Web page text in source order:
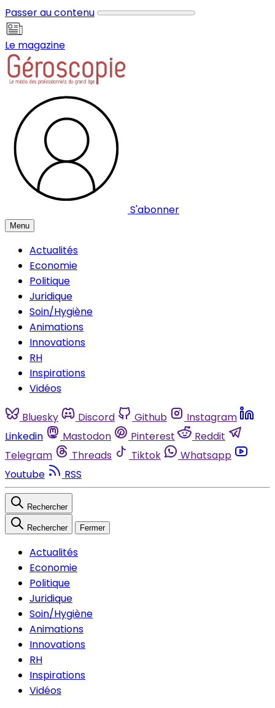
Passer au contenu
Le magazine
S'abonner
Menu
Actualités
Economie
Politique
Juridique
Soin/Hygiène
Animations
Innovations
RH
Inspirations
Vidéos
Bluesky Discord Github
Instagram
Linkedin
Mastodon Pinterest
Reddit
Telegram
Threads Tiktok
Whatsapp
Youtube
RSS
Rechercher
Rechercher Fermer
Actualités
Economie
Politique
Juridique
Soin/Hygiène
Animations
Innovations
RH
Inspirations
Vidéos
Panneau de gestion des cookies